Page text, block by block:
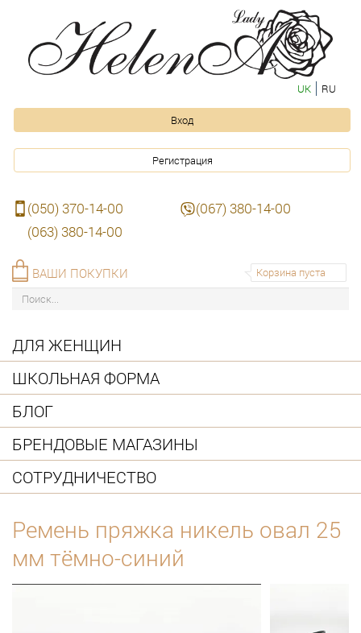
UK RU
Вход
Регистрация
(050) 370-14-00
(067) 380-14-00
(063) 380-14-00
Корзина пуста
ВАШИ ПОКУПКИ
ДЛЯ ЖЕНЩИН
ШКОЛЬНАЯ ФОРМА
БЛОГ
БРЕНДОВЫЕ МАГАЗИНЫ
СОТРУДНИЧЕСТВО
Ремень пряжка никель овал 25
мм тёмно-синий